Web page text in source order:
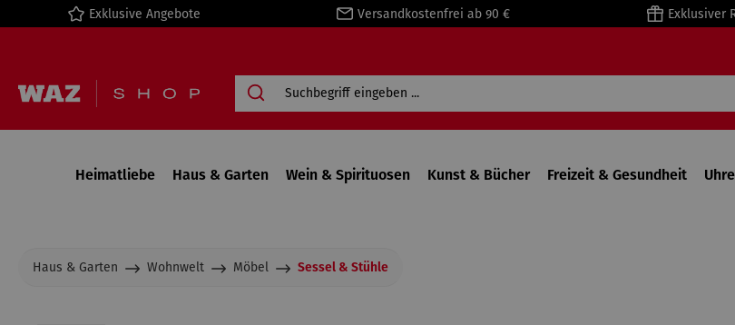
Zur Hauptnavigation springen
Exklusive Angebote Versandkostenfrei ab 90 € Exklusiver
Heimatliebe Haus & Garten Wein & Spirituosen Kunst & Bücher Freizeit & Gesundheit
Haus & Garten Wohnwelt Möbel Sessel & Stühle